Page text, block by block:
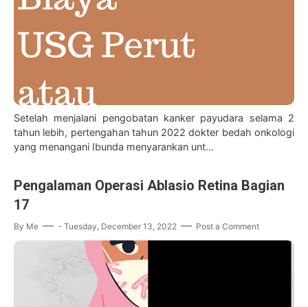
Setelah menjalani pengobatan kanker payudara selama 2
tahun lebih, pertengahan tahun 2022 dokter bedah onkologi
yang menangani Ibunda menyarankan unt…
Pengalaman Operasi Ablasio Retina Bagian
17
By Me - Tuesday, December 13, 2022 Post a Comment